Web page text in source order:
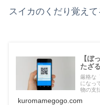
スイカのくだり覚えて
【ぼ
たざ
厳格な
になっ
物の支
kuromamegogo.com